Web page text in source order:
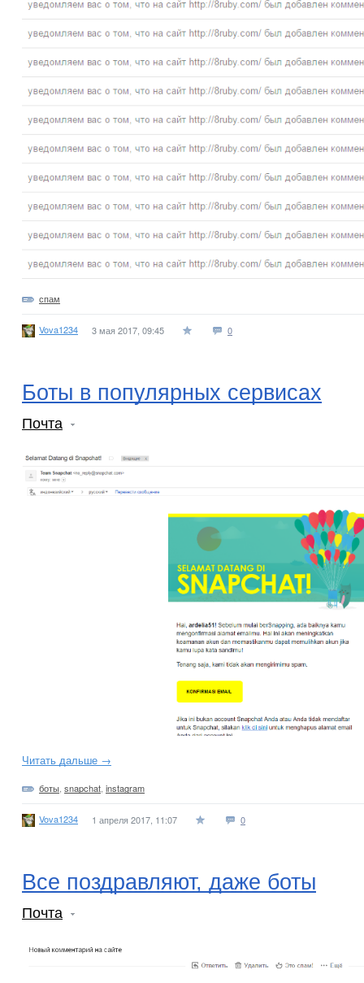
спам
Vova1234 3 мая 2017, 09:45 0
Боты в популярных сервисах
Почта
Читать дальше →
боты snapchat instagram
Vova1234 1 апреля 2017, 11:07 0
Все поздравляют, даже боты
Почта